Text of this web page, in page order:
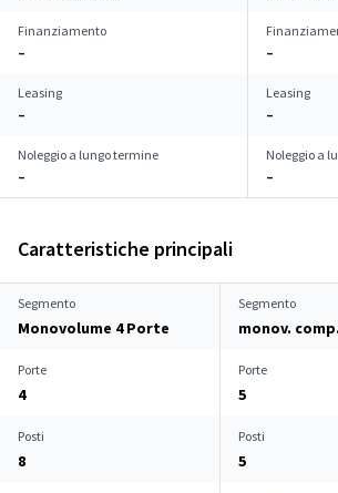
Finanziamento
–
–
Leasing
–
Leasing
–
Noleggio a lungo termine
–
Noleggio a
–
Caratteristiche principali
Segmento
Monovolume 4 Porte
Segmento
monov.
Porte
4
Porte
5
Posti
8
Posti
5